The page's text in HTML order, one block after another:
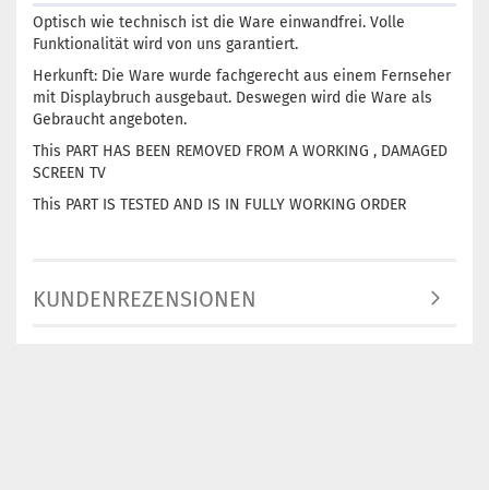
Optisch wie technisch ist die Ware einwandfrei. Volle
Funktionalität wird von uns garantiert.
Herkunft: Die Ware wurde fachgerecht aus einem Fernseher
mit Displaybruch ausgebaut. Deswegen wird die Ware als
Gebraucht angeboten.
This PART HAS BEEN REMOVED FROM A WORKING , DAMAGED
SCREEN TV
This PART IS TESTED AND IS IN FULLY WORKING ORDER
KUNDENREZENSIONEN